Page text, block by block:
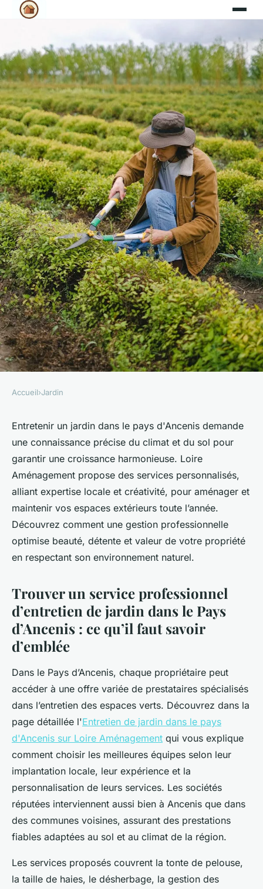
Entretien de jardin optimal
dans le pays d'ancenis :
astuces indispensables
admin•8 mai 2025•4 min de lecture
Accueil›Jardin
Entretenir un jardin dans le pays d'Ancenis demande
une connaissance précise du climat et du sol pour
garantir une croissance harmonieuse. Loire
Aménagement propose des services personnalisés,
alliant expertise locale et créativité, pour aménager et
maintenir vos espaces extérieurs toute l’année.
Découvrez comment une gestion professionnelle
optimise beauté, détente et valeur de votre propriété
en respectant son environnement naturel.
Trouver un service professionnel
d’entretien de jardin dans le Pays
d’Ancenis : ce qu’il faut savoir
d’emblée
Dans le Pays d’Ancenis, chaque propriétaire peut
accéder à une offre variée de prestataires spécialisés
dans l’entretien des espaces verts. Découvrez dans la
page détaillée l'Entretien de jardin dans le pays
d'Ancenis sur Loire Aménagement qui vous explique
comment choisir les meilleures équipes selon leur
implantation locale, leur expérience et la
personnalisation de leurs services. Les sociétés
réputées interviennent aussi bien à Ancenis que dans
des communes voisines, assurant des prestations
fiables adaptées au sol et au climat de la région.
Les services proposés couvrent la tonte de pelouse,
la taille de haies, le désherbage, la gestion des